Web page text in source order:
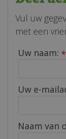
Vul uw
met een
Uw naam: *
Uw e-
Naam van